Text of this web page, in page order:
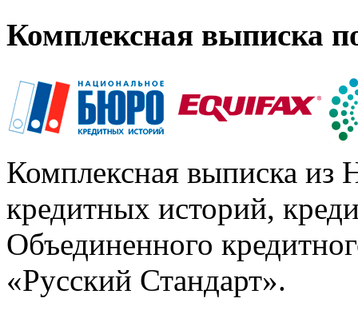
Комплексная выписка
Комплексная выписка из
кредитных историй,
Объединенного
«Русский Стандарт».